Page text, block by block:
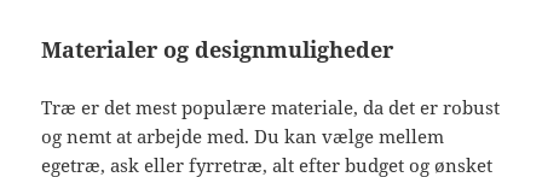
Materialer og designmuligheder
Træ er det mest populære materiale, da det er robust
og nemt at arbejde med. Du kan vælge mellem
egetræ, ask eller fyrretræ, alt efter budget og ønsket